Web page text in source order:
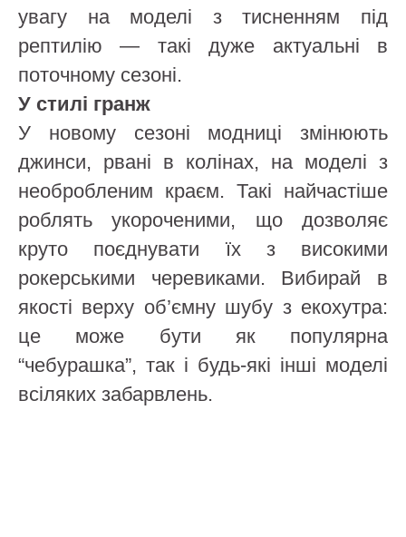
увагу на моделі з тисненням під
рептилію — такі дуже актуальні в
поточному сезоні.
У стилі гранж
У новому сезоні модниці змінюють
джинси, рвані в колінах, на моделі з
необробленим краєм. Такі найчастіше
роблять укороченими, що дозволяє
круто поєднувати їх з високими
рокерськими черевиками. Вибирай в
якості верху об’ємну шубу з екохутра:
це може бути як популярна
“чебурашка”, так і будь-які інші моделі
всіляких забарвлень.